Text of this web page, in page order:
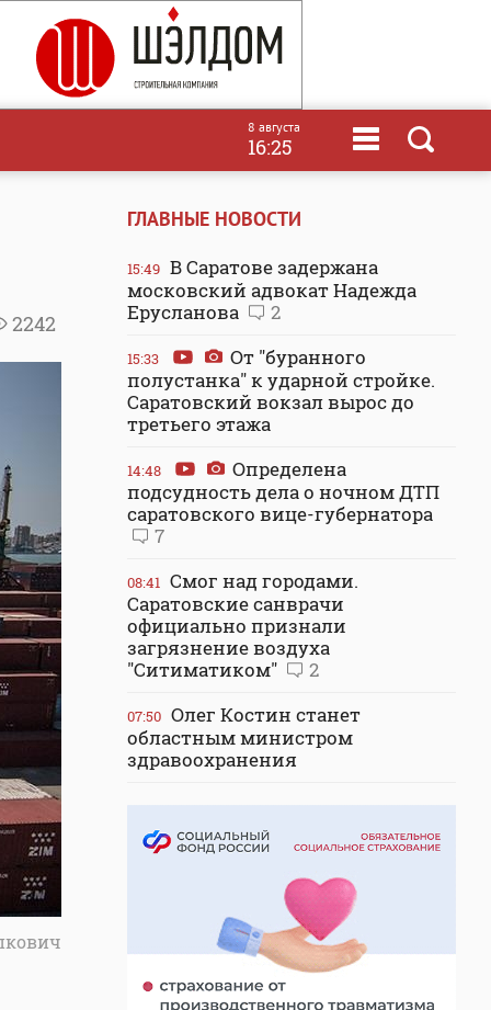
8 августа
16:25
2242
ГЛАВНЫЕ НОВОСТИ
15:49 В Саратове задержана
московский адвокат Надежда
Ерусланова
2
15:33
От "буранного
полустанка" к ударной стройке.
Саратовский вокзал вырос до
третьего этажа
14:48
Определена
подсудность дела о ночном ДТП
саратовского вице-губернатора
7
08:41 Смог над городами.
Саратовские санврачи
официально признали
загрязнение воздуха
"Ситиматиком"
2
07:50 Олег Костин станет
областным министром
здравоохранения